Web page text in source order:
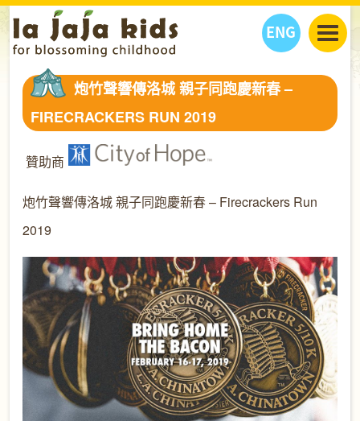
ENG
丫丫看天下
教學活動
丫丫活動
健康生活館
我們的故事
丫丫夥伴 + 友情連接
購物
炮竹聲響傳洛城 親子同跑慶新春 –
FIRECRACKERS RUN 2019
贊助商
炮竹聲響傳洛城 親子同跑慶新春 – Firecrackers Run
2019